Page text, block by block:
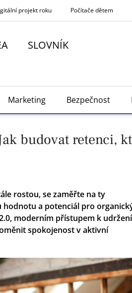
projekt roku Počítače dětem
SLOVNÍK
Marketing Bezpečnost
budovat retenci,
rostou, se zaměřte na ty
a potenciál pro
moderním přístupem k udržení
spokojenost v aktivní